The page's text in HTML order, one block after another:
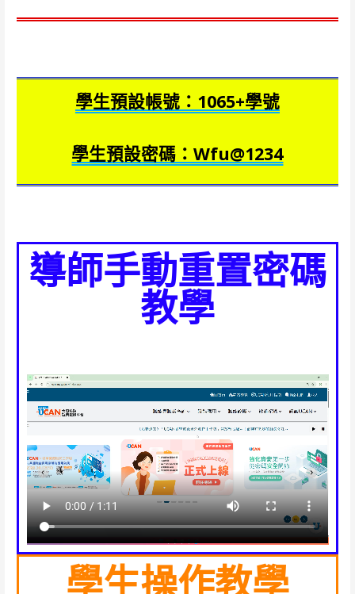
學生預設帳號：1065+學號
學生預設密碼：Wfu@1234
導師手動重置密碼
教學
學生操作教學